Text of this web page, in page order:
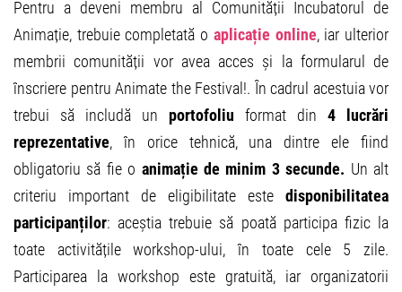
Pentru a deveni membru al Comunității Incubatorul de
Animație, trebuie completată o aplicație online, iar ulterior
membrii comunității vor avea acces și la formularul de
înscriere pentru Animate the Festival!. În cadrul acestuia vor
trebui să includă un portofoliu format din 4 lucrări
reprezentative, în orice tehnică, una dintre ele fiind
obligatoriu să fie o animație de minim 3 secunde. Un alt
criteriu important de eligibilitate este disponibilitatea
participanților: aceștia trebuie să poată participa fizic la
toate activitățile workshop-ului, în toate cele 5 zile.
Participarea la workshop este gratuită, iar organizatorii